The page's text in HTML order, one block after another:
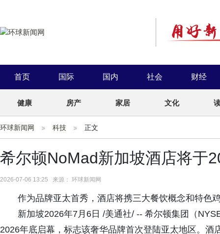
首页 国际 国内 社会 财经
健康 房产 家居 文化
环球新闻网 科技 正文
希尔顿NoMad新加坡酒店将于
2026-07-06 13:25 来源： 环球新闻网
作为品牌亚太首秀，酒店将携三大餐饮概念和特色
新加坡2026年7月6日 /美通社/ -- 希尔顿集团（
2026年底启幕，标志该奢华品牌首次登陆亚太地区。